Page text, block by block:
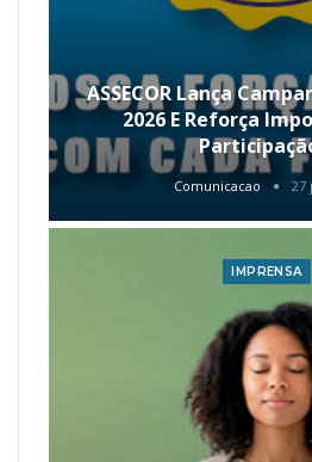
ASSECOR Lança
2026 E Reforça
Comunicacao 27
IMPRENSA